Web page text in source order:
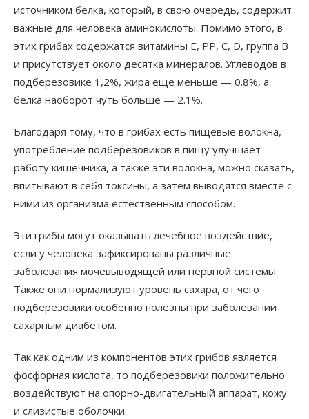
источником белка, который, в свою очередь, содержит
важные для человека аминокислоты. Помимо этого, в
этих грибах содержатся витамины Е, РР, С, D, группа В
и присутствует около десятка минералов. Углеводов в
подберезовике 1,2%, жира еще меньше — 0.8%, а
белка наоборот чуть больше — 2.1%.
Благодаря тому, что в грибах есть пищевые волокна,
употребление подберезовиков в пищу улучшает
работу кишечника, а также эти волокна, можно сказать,
впитывают в себя токсины, а затем выводятся вместе с
ними из организма естественным способом.
Эти грибы могут оказывать лечебное воздействие,
если у человека зафиксированы различные
заболевания мочевыводящей или нервной системы.
Также они нормализуют уровень сахара, от чего
подберезовики особенно полезны при заболевании
сахарным диабетом.
Так как одним из компонентов этих грибов является
фосфорная кислота, то подберезовики положительно
воздействуют на опорно-двигательный аппарат, кожу
и слизистые оболочки.